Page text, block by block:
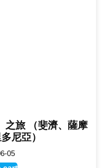
之旅 （斐濟、薩摩
尼亞）
05